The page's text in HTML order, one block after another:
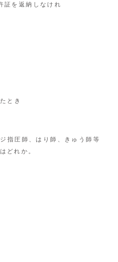
証を返納しなけれ
とき
圧師、はり師、きゅう師等
どれか。